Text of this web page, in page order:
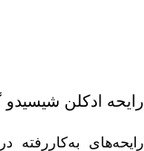
رایحه ادکلن شیسیدو
رایحه‌های به‌کاررفته